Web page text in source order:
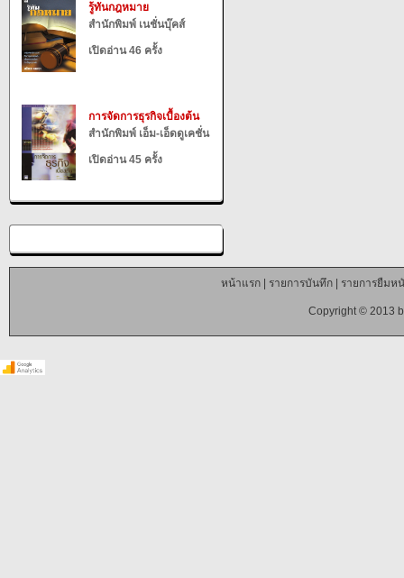
รู้ทันกฎหมาย
สำนักพิมพ์ เนชั่นบุ๊คส์
เปิดอ่าน 46 ครั้ง
การจัดการธุรกิจเบื้องต้น
สำนักพิมพ์ เอ็ม-เอ็ดดูเคชั่น
เปิดอ่าน 45 ครั้ง
หน้าแรก| รายการบันทึก| รายการยืมห
Copyright © 2013